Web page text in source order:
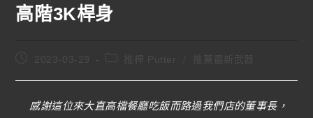
高階3K桿身
2023-03-29
感謝這位來大直高檔餐廳吃飯而路過我們店的董事長，